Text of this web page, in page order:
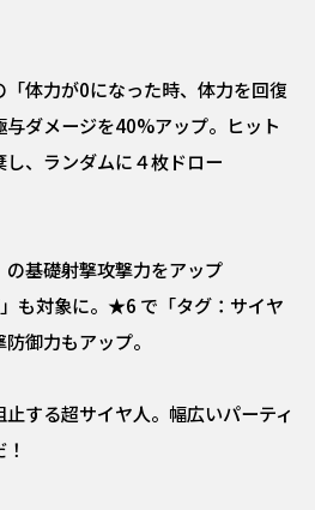
体力が0になった時、体力を回復
ダメージを40%アップ。ヒット
、ランダムに４枚ドロー
の基礎射撃攻撃力をアップ
も対象に。★6 で「タグ：サイヤ
御力もアップ。
する超サイヤ人。幅広いパーティ